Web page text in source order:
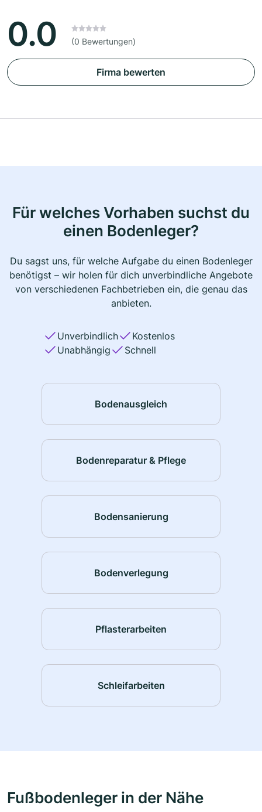
0.0 (0 Bewertungen)
Firma bewerten
Für welches Vorhaben suchst du
einen Bodenleger?
Du sagst uns, für welche Aufgabe du einen Bodenleger
benötigst – wir holen für dich unverbindliche Angebote
von verschiedenen Fachbetrieben ein, die genau das
anbieten.
Unverbindlich
Kostenlos
Unabhängig
Schnell
Bodenausgleich
Bodenreparatur & Pflege
Bodensanierung
Bodenverlegung
Pflasterarbeiten
Schleifarbeiten
Fußbodenleger in der Nähe